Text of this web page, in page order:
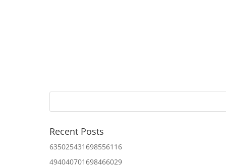
Recent Posts
635025431698556116
494040701698466029